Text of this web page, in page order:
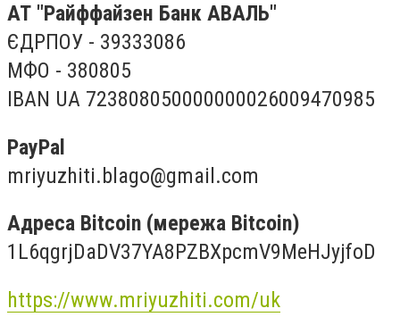
АТ "Райффайзен Банк АВАЛЬ"
ЄДРПОУ - 39333086
МФО - 380805
IBAN UA 723808050000000026009470985
PayPal
mriyuzhiti.blago@gmail.com
Адреса Bitcoin (мережа Bitcoin)
1L6qgrjDaDV37YA8PZBXpcmV9MeHJyjfoD
https://www.mriyuzhiti.com/uk